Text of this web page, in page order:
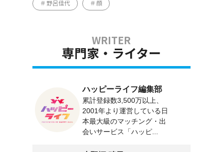
野呂佳代 顔
専門家・ライター
ハッピーライフ編集部
累計登録数3,500万以上、
2001年より運営している日
本最大級のマッチング・出
会いサービス「ハッピ...